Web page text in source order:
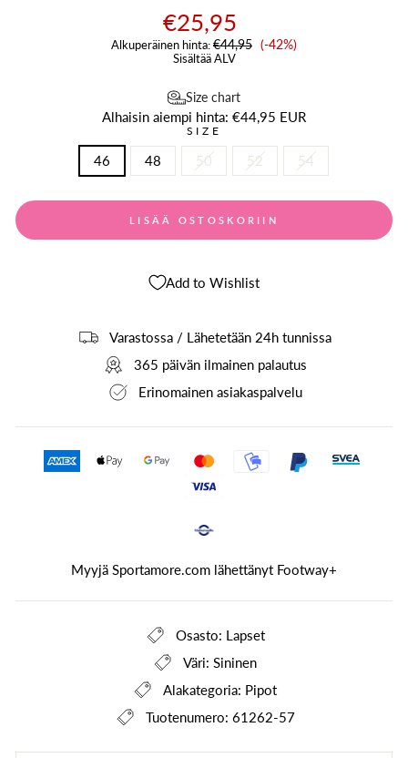
€25,95
Alkuperäinen hinta: €44,95 Alennushinta
(-42%)
Sisältää ALV
Size chart
Alhaisin aiempi hinta: €44,95 EUR
SIZE
46 48 50 52 54
LISÄÄ OSTOSKORIIN
Add to Wishlist
Varastossa / Lähetetään 24h tunnissa
365 päivän ilmainen palautus
Erinomainen asiakaspalvelu
Myyjä Sportamore.com lähettänyt Footway+
Osasto: Lapset
Väri: Sininen
Alakategoria: Pipot
Tuotenumero: 61262-57